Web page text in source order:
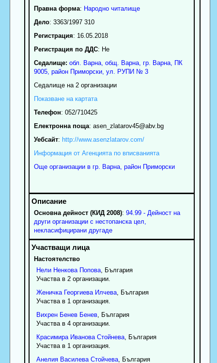
Правна форма: Народно читалище
Дело: 3363/1997 310
Регистрация: 16.05.2018
Регистрация по ДДС: Нe
Седалище: обл. Варна, общ. Варна, гр. Варна, ПК
9005, район Приморски, ул. РУПИ № 3
Седалище на 2 организации
Показване на картата
Телефон: 052/710425
Електронна поща: asen_zlatarov45@abv.bg
Уебсайт: http://www.asenzlatarov.com/
Информация от Агенцията по вписванията
Още организации в гр. Варна, район Приморски
Основна дейност (КИД 2008): 94.99 - Дейност на
други организации с нестопанска цел,
некласифицирани другаде
Настоятелство
Нели Ненкова Попова, България
Участва в 2 организации.
Женичка Георгиева Илчева, България
Участва в 1 организация.
Вихрен Бенев Бенев, България
Участва в 4 организации.
Красимира Иванова Стойнева, България
Участва в 1 организация.
Анелия Василева Стойчева, България